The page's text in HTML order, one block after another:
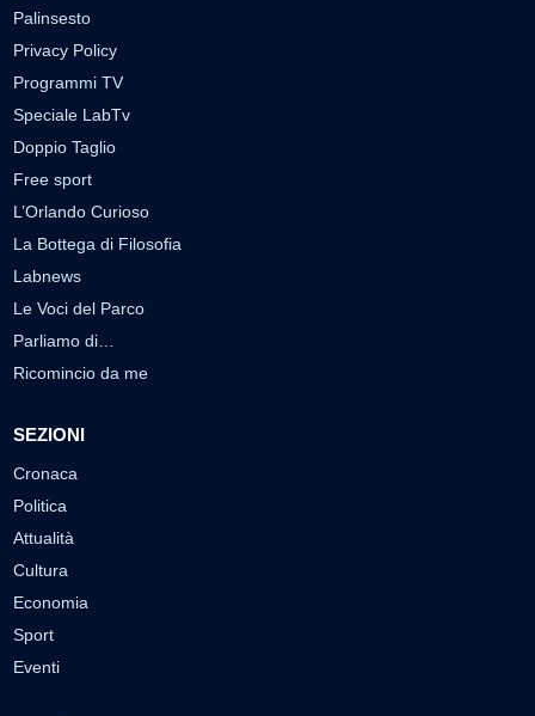
Palinsesto
Privacy Policy
Programmi TV
Speciale LabTv
Doppio Taglio
Free sport
L’Orlando Curioso
La Bottega di Filosofia
Labnews
Le Voci del Parco
Parliamo di…
Ricomincio da me
SEZIONI
Cronaca
Politica
Attualità
Cultura
Economia
Sport
Eventi